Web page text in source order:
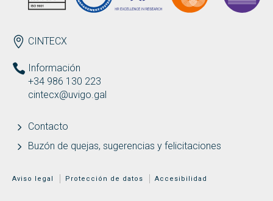
ENDEREZO ES
CINTECX
Información
+34 986 130 223
cintecx@uvigo.gal
Contacto
Buzón de quejas, sugerencias y felicitaciones
MENÚ ADICIONAL
Aviso legal Protección de datos Accesibilidad